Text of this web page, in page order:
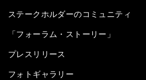
ステークホルダーのコミュニティ
「フォーラム・ストーリー」
プレスリリース
フォトギャラリー